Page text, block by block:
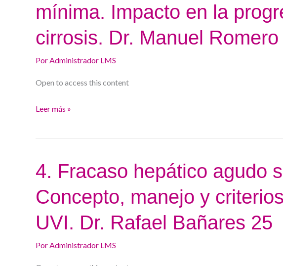
Manuel
25
mínima. Impacto en la
cirrosis. Dr. Manuel Romero
PorAdministrador LMS
Open to access this content
la
hepática
Impacto
en
progresión
la
Dr.
Manuel
Romero
Leer más »
4. Fracaso hepático agudo
Concepto, manejo y
UVI. Dr. Rafael Bañares 25
PorAdministrador LMS
4.
Fracaso
hepático
sobre
Concepto,